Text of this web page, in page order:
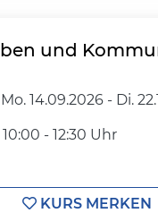
und
Mo. 14.09.2026 - Di.
10:00 - 12:30 Uhr
KURS MERKEN